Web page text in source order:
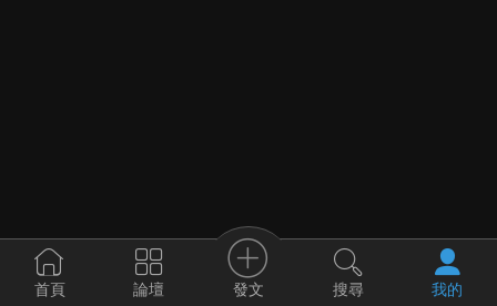
首頁 論壇 發文 搜尋 我的